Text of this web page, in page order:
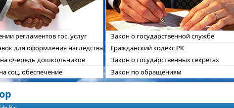
регламентов гос. услуг
для оформления наследства
очередь дошкольников
соц. обеспечение
Закон о государственной службе
Гражданский кодекс РК
Закон о государственных секретах
Закон по обращениям